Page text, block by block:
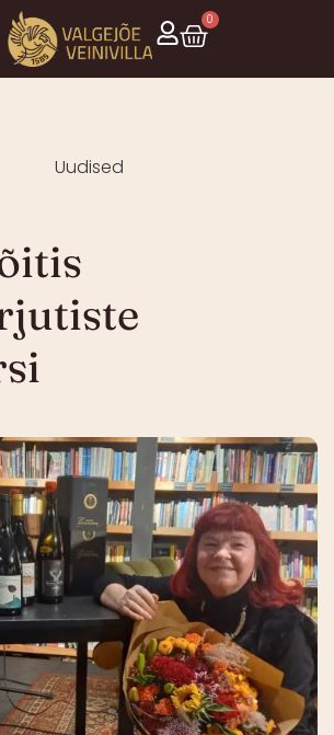
0
Uudised